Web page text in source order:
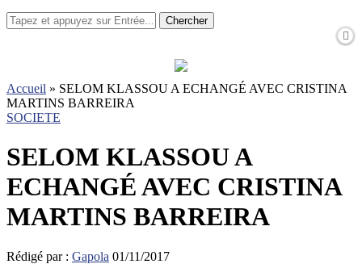
Chercher
Accueil » SELOM KLASSOU A ECHANGÉ AVEC CRISTINA
MARTINS BARREIRA
SOCIETE
SELOM KLASSOU A
ECHANGÉ AVEC CRISTINA
MARTINS BARREIRA
Rédigé par : Gapola 01/11/2017